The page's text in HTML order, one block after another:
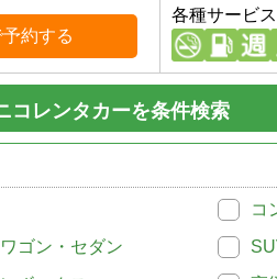
約する
各種サービス
コレンタカーを条件検索
コ
ゴン・セダン